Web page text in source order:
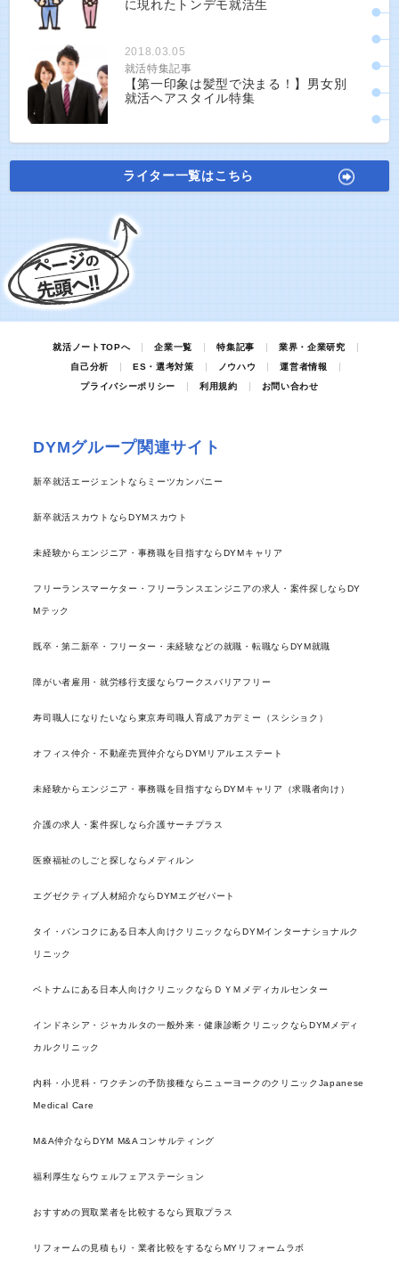
に現れたトンデモ就活生
2018.03.05
就活特集記事
【第一印象は髪型で決まる！】男女別
就活ヘアスタイル特集
ライター一覧はこちら
就活ノートTOPへ 企業一覧 特集記事
業界・企業研究
自己分析
ES・選考対策 ノウハウ
運営者情報
プライバシーポリシー
利用規約 お問い合わせ
DYMグループ関連サイト
新卒就活エージェントならミーツカンパニー
新卒就活スカウトならDYMスカウト
未経験からエンジニア・事務職を目指すならDYMキャリア
フリーランスマーケター・フリーランスエンジニアの求人・案件探しならDY
Mテック
既卒・第二新卒・フリーター・未経験などの就職・転職ならDYM就職
障がい者雇用・就労移行支援ならワークスバリアフリー
寿司職人になりたいなら東京寿司職人育成アカデミー（スシショク）
オフィス仲介・不動産売買仲介ならDYMリアルエステート
未経験からエンジニア・事務職を目指すならDYMキャリア（求職者向け）
介護の求人・案件探しなら介護サーチプラス
医療福祉のしごと探しならメディルン
エグゼクティブ人材紹介ならDYMエグゼパート
タイ・バンコクにある日本人向けクリニックならDYMインターナショナルク
リニック
ベトナムにある日本人向けクリニックならＤＹＭメディカルセンター
インドネシア・ジャカルタの一般外来・健康診断クリニックならDYMメディ
カルクリニック
内科・小児科・ワクチンの予防接種ならニューヨークのクリニックJapanese
Medical Care
M&A仲介ならDYM M&Aコンサルティング
福利厚生ならウェルフェアステーション
おすすめの買取業者を比較するなら買取プラス
リフォームの見積もり・業者比較をするならMYリフォームラボ